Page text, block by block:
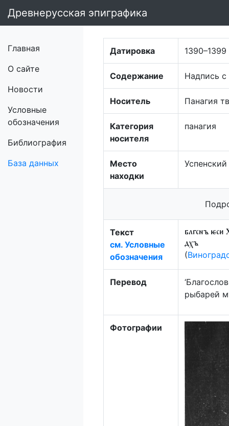
Древнерусская эпиграфика
Главная
О сайте
Новости
Условные
обозначения
Библиография
База данных
Датировка 1390–1399
Содержание Надпись с
Носитель Панагия
Категория
носителя
панагия
Место
находки
Текст
см. Условные
обозначения
блгснъ ѥси
дхъ
(
Перевод
рыбарей
Фотографии